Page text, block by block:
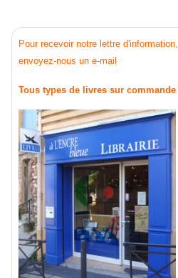
Pour recevoir notre lettre d'information,
envoyez-nous un e-mail
Tous types de livres sur commande